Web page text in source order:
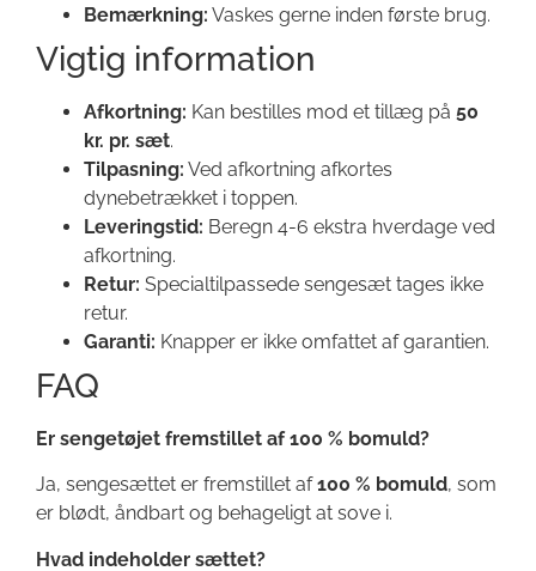
Bemærkning: Vaskes gerne inden første brug.
Vigtig information
Afkortning: Kan bestilles mod et tillæg på 50
kr. pr. sæt.
Tilpasning: Ved afkortning afkortes
dynebetrækket i toppen.
Leveringstid: Beregn 4-6 ekstra hverdage ved
afkortning.
Retur: Specialtilpassede sengesæt tages ikke
retur.
Garanti: Knapper er ikke omfattet af garantien.
FAQ
Er sengetøjet fremstillet af 100 % bomuld?
Ja, sengesættet er fremstillet af100 % bomuld, som
er blødt, åndbart og behageligt at sove i.
Hvad indeholder sættet?